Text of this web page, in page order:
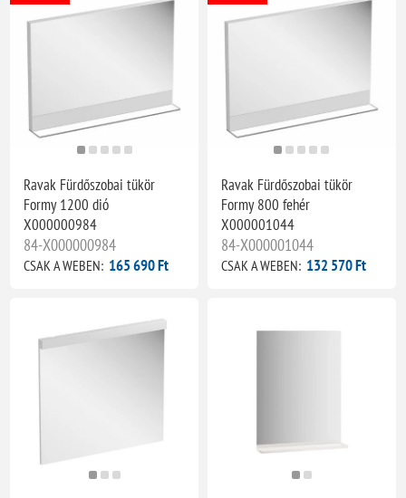
Ravak Fürdőszobai tükör
Formy 1200 dió
X000000984
84-X000000984
CSAK A WEBEN: 165 690 Ft
Ravak Fürdőszobai tükör
Formy 800 fehér
X000001044
84-X000001044
CSAK A WEBEN: 132 570 Ft